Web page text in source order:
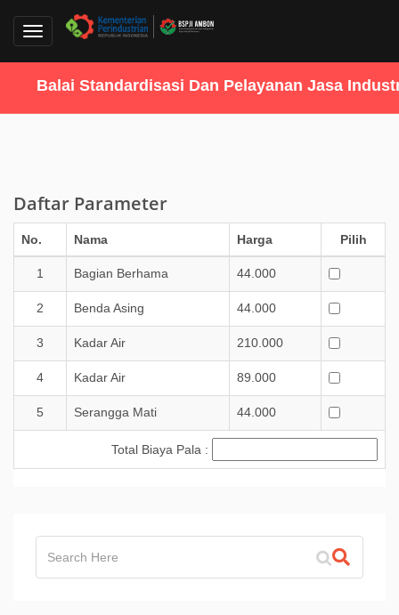
Toggle
Balai Standardisasi Dan Pelayanan Jasa Industri
Daftar Parameter
No. Nama Harga Pilih
1 Bagian Berhama 44.000
2 Benda Asing 44.000
3 Kadar Air 210.000
4 Kadar Air 89.000
5 Serangga Mati 44.000
Total Biaya Pala :